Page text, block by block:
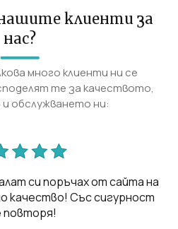
клиенти за
нас?
много клиенти ни се
те за качеството,
обслужването ни:
си поръчах от сайта на
качество! Със сигурност